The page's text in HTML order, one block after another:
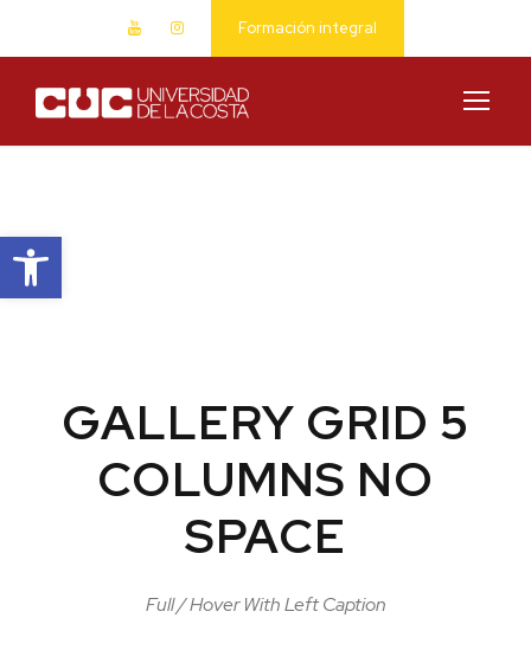
Abrir barra de herramientas
Formación integral
GALLERY GRID 5
COLUMNS NO
SPACE
Full / Hover With Left Caption